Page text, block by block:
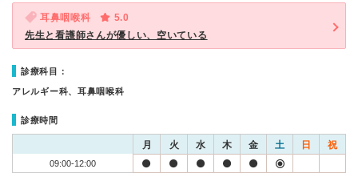
耳鼻咽喉科
5.0
先生と看護師さんが優しい、空いている
診療科目：
アレルギー科、耳鼻咽喉科
診療時間
月 火 水 木 金 土 日 祝
09:00-12:00